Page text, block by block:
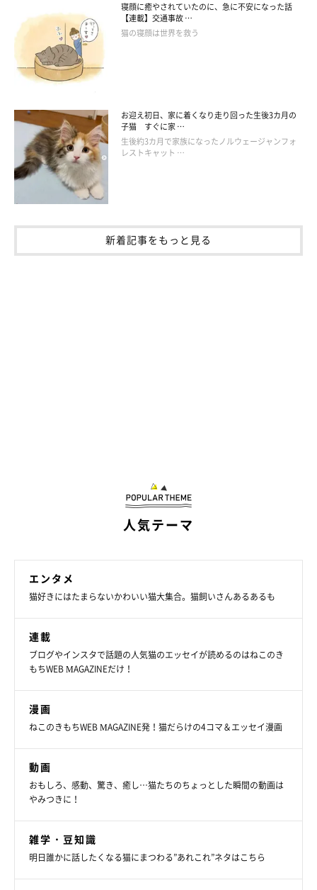
寝顔に癒やされていたのに、急に不安になった話
【連載】交通事故 …
猫の寝顔は世界を救う
お迎え初日、家に着くなり走り回った生後3カ月の
子猫 すぐに家 …
生後約3カ月で家族になったノルウェージャンフォ
レストキャット …
新着記事をもっと見る
人気テーマ
エンタメ
猫好きにはたまらないかわいい猫大集合。猫飼いさんあるあるも
連載
ブログやインスタで話題の人気猫のエッセイが読めるのはねこのき
もちWEB MAGAZINEだけ！
漫画
ねこのきもちWEB MAGAZINE発！猫だらけの4コマ＆エッセイ漫画
動画
おもしろ、感動、驚き、癒し…猫たちのちょっとした瞬間の動画は
やみつきに！
雑学・豆知識
明日誰かに話したくなる猫にまつわる”あれこれ”ネタはこちら